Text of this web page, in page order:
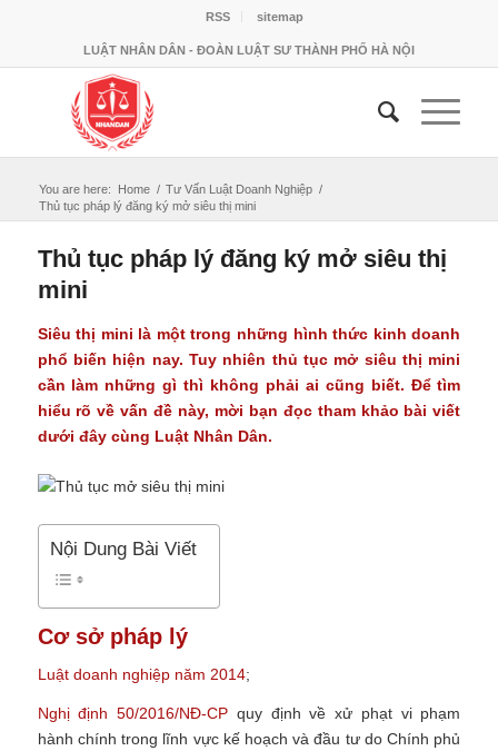
RSS sitemap
LUẬT NHÂN DÂN - ĐOÀN LUẬT SƯ THÀNH PHỐ HÀ NỘI
You are here: Home / Tư Vấn Luật Doanh Nghiệp /
Thủ tục pháp lý đăng ký mở siêu thị mini
Thủ tục pháp lý đăng ký mở siêu thị
mini
Siêu thị mini là một trong những hình thức kinh doanh
phổ biến hiện nay. Tuy nhiên thủ tục mở siêu thị mini
cần làm những gì thì không phải ai cũng biết. Để tìm
hiểu rõ về vấn đề này, mời bạn đọc tham khảo bài viết
dưới đây cùng Luật Nhân Dân.
Nội Dung Bài Viết
Cơ sở pháp lý
Luật doanh nghiệp năm 2014;
Nghị định 50/2016/NĐ-CP quy định về xử phạt vi phạm
hành chính trong lĩnh vực kế hoạch và đầu tư do Chính phủ